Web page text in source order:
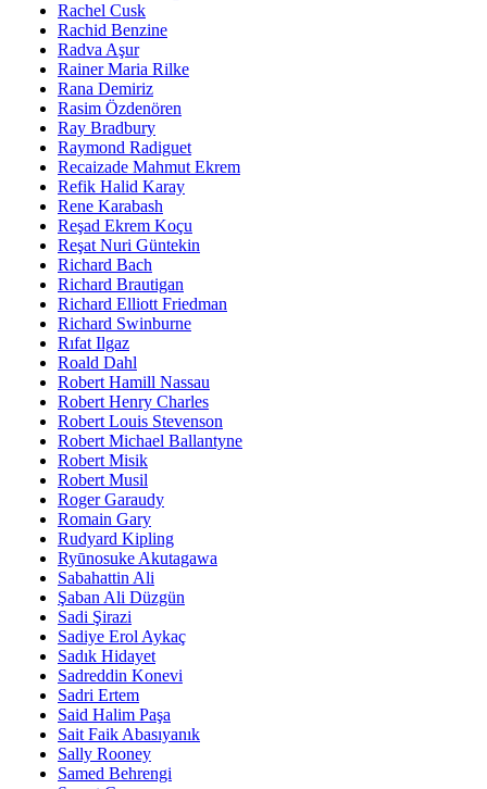
Rachel Cusk
Rachid Benzine
Radva Aşur
Rainer Maria Rilke
Rana Demiriz
Rasim Özdenören
Ray Bradbury
Raymond Radiguet
Recaizade Mahmut Ekrem
Refik Halid Karay
Rene Karabash
Reşad Ekrem Koçu
Reşat Nuri Güntekin
Richard Bach
Richard Brautigan
Richard Elliott Friedman
Richard Swinburne
Rıfat Ilgaz
Roald Dahl
Robert Hamill Nassau
Robert Henry Charles
Robert Louis Stevenson
Robert Michael Ballantyne
Robert Misik
Robert Musil
Roger Garaudy
Romain Gary
Rudyard Kipling
Ryūnosuke Akutagawa
Sabahattin Ali
Şaban Ali Düzgün
Sadi Şirazi
Sadiye Erol Aykaç
Sadık Hidayet
Sadreddin Konevi
Sadri Ertem
Said Halim Paşa
Sait Faik Abasıyanık
Sally Rooney
Samed Behrengi